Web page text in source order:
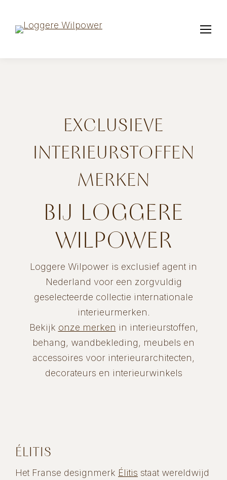
EXCLUSIEVE
INTERIEURSTOFFEN
MERKEN
BIJ LOGGERE
WILPOWER
Loggere Wilpower is exclusief agent in
Nederland voor een zorgvuldig
geselecteerde collectie internationale
interieurmerken.
Bekijk onze merken in interieurstoffen,
behang, wandbekleding, meubels en
accessoires voor interieurarchitecten,
decorateurs en interieurwinkels
ÉLITIS
Het Franse designmerk Élitis staat wereldwijd